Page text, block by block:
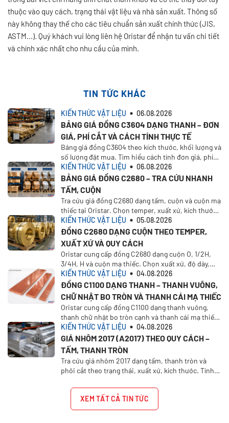
thuộc vào quy cách, trạng thái vật liệu và nhà sản xuất. Thông số
này không thay thế cho các tiêu chuẩn sản xuất chính thức (JIS,
ASTM...). Quý khách vui lòng liên hệ Oristar để nhận tư vấn chi tiết
và chính xác nhất cho nhu cầu của mình.
TIN TỨC KHÁC
KIẾN THỨC VẬT LIỆU 06.08.2026
BẢNG GIÁ ĐỒNG C3604 DẠNG THANH – ĐƠN
GIÁ, PHÍ CẮT VÀ CÁCH TÍNH THỰC TẾ
Bảng giá đồng C3604 theo kích thước, khối lượng và
số lượng đặt mua. Tìm hiểu cách tính đơn giá, phí
cắt, VAT, vận chuyển và nhận báo giá tại Oristar
KIẾN THỨC VẬT LIỆU 06.08.2026
BẢNG GIÁ ĐỒNG C2680 – TRA CỨU NHANH
TẤM, CUỘN
Tra cứu giá đồng C2680 dạng tấm, cuộn và cuộn mạ
thiếc tại Oristar. Chọn temper, xuất xứ, kích thước,
khối lượng để tính giá theo nhu cầu thực tế
KIẾN THỨC VẬT LIỆU 05.08.2026
ĐỒNG C2680 DẠNG CUỘN THEO TEMPER,
XUẤT XỨ VÀ QUY CÁCH
Oristar cung cấp đồng C2680 dạng cuộn O, 1/2H,
3/4H, H và cuộn mạ thiếc. Chọn xuất xứ, độ dày,
khổ rộng, khối lượng và yêu cầu báo giá.
KIẾN THỨC VẬT LIỆU 04.08.2026
ĐỒNG C1100 DẠNG THANH – THANH VUÔNG,
CHỮ NHẬT BO TRÒN VÀ THANH CÁI MẠ THIẾC
Oristar cung cấp đồng C1100 dạng thanh vuông,
thanh chữ nhật bo tròn cạnh và thanh cái mạ thiếc
1/2H. Chọn xuất xứ, kích thước và yêu cầu báo giá
trên Oristar Plus
KIẾN THỨC VẬT LIỆU 04.08.2026
GIÁ NHÔM 2017 (A2017) THEO QUY CÁCH –
TẤM, THANH TRÒN
Tra cứu giá nhôm 2017 dạng tấm, thanh tròn và
phôi cắt theo trạng thái, xuất xứ, kích thước. Tính
XEM TẤT CẢ TIN TỨC